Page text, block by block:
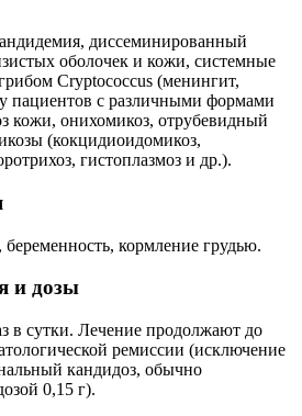
диссеминированный
оболочек и кожи, системные
Cryptococcus (менингит,
пациентов с различными формами
кожи, онихомикоз, отрубевидный
(кокцидиоидомикоз,
гистоплазмоз и др.).
беременность, кормление грудью.
и дозы
в сутки. Лечение продолжают до
ремиссии (исключение
кандидоз, обычно
0,15 г).